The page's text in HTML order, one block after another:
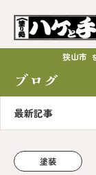
狭山市
ブログ
最新記事
塗装